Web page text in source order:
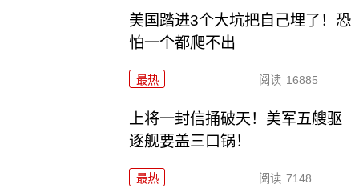
美国踏进3个大坑把自己埋了！恐
怕一个都爬不出
最热 阅读 16885
上将一封信捅破天！美军五艘驱
逐舰要盖三口锅！
最热 阅读 7148